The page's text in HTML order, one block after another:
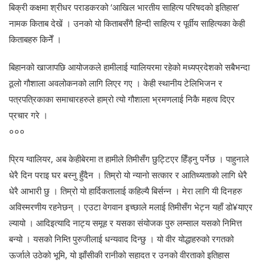
बिक्री कक्षमा श्रीधर पराडकरको ‘आखिल भारतीय साहित्य परिषदको इतिहास’
नामक किताब देखें । उनको यो किताबसँगै हिन्दी साहित्य र पूर्वीय साहित्यका केही
किताबहरु किनेँ ।
बिहानको खाजापछि आयोजकले हामीलाई ग्वालियरमा रहेको मध्यप्रदेशको सबैभन्दा
ठूलो गौशाला अवलोकनको लागि लिएर गए । केही स्थानीय टेलिभिजन र
पत्रपत्रिकाका समाचारहरुले हाम्रो त्यो गौशाला भ्रमणलाई निकै महत्व दिएर
प्रचार गरे ।
०००
प्रिय ग्वालियर, अब केहीबेरमा त हामीले तिमीसँग छुट्टिएर हिँड्नु पर्नेछ । पाहुनाले
धेरै दिन पराइ घर बस्नु हुँदैन । तिम्रो यो न्यानो सत्कार र आतिथ्यताको लागि धेरै
धेरै आभारी छु । तिम्रो यो हार्दिकतालाई कहिल्यै बिर्सन्न । मेरा लागि यी दिनहरु
अविस्मरणीय रहनेछन् । एउटा वेगवान इच्छाले मलाई तिमीसँग भेट्न यहाँ डो¥याएर
ल्यायो । आदिइत्यादि नाट्य समूह र यसका संयोजक पुरु लम्साल यसको निमित्त
बन्यो । यसको निम्ति पुरुजीलाई धन्यवाद दिन्छु । यो वीर योद्धाहरुको रगतको
ऊर्जाले उठेको भूमि, यो झाँसीकी रानीको सहादत र उनको वीरताको इतिहास